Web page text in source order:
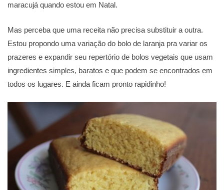
maracujá quando estou em Natal.
Mas perceba que uma receita não precisa substituir a outra.
Estou propondo uma variação do bolo de laranja pra variar os
prazeres e expandir seu repertório de bolos vegetais que usam
ingredientes simples, baratos e que podem se encontrados em
todos os lugares. E ainda ficam pronto rapidinho!